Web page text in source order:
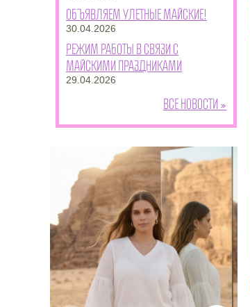
Объявляем улетные майские!
30.04.2026
Режим работы в связи с
майскими праздниками
29.04.2026
Все новости »